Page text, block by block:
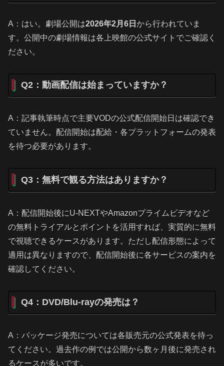
A：はい。劇場公開は2026年2月6日 から行われていま
す。公開中の劇場情報は各上映館の公式サイトでご確認く
ださい。
Q2：動画配信は始まっていますか？
A：記事執筆時点で主要VODの公式配信開始日は確認でき
ていません。配信開始は配給・各プラットフォームの発表
を待つ必要があります。
Q3：無料で観る方法はありますか？
A：配信開始後にU-NEXTやAmazonプライムビデオなど
の無料トライアルとポイントを活用すれば、実質的に無料
で視聴できるケースがあります。ただし配信形態によって
適用は異なりますので、配信開始後に各サービスの案内を
確認してください。
Q4：DVD/Blu-rayの発売は？
A：パッケージ発売については各販売元の公式発表を待っ
てください。過去作の例では公開から数ヶ月後に発売され
るケースが多いです。